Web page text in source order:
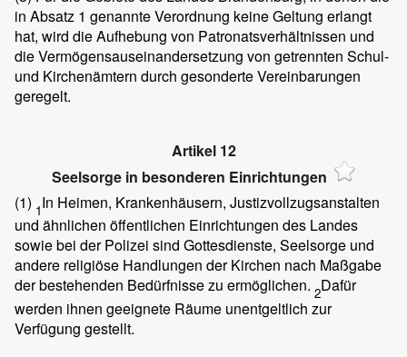
in Absatz 1 genannte Verordnung keine Geltung erlangt
hat, wird die Aufhebung von Patronatsverhältnissen und
die Vermögensauseinandersetzung von getrennten Schul-
und Kirchenämtern durch gesonderte Vereinbarungen
geregelt.
Artikel 12
Seelsorge in besonderen Einrichtungen
(1) 1In Heimen, Krankenhäusern, Justizvollzugsanstalten
und ähnlichen öffentlichen Einrichtungen des Landes
sowie bei der Polizei sind Gottesdienste, Seelsorge und
andere religiöse Handlungen der Kirchen nach Maßgabe
der bestehenden Bedürfnisse zu ermöglichen. 2Dafür
werden ihnen geeignete Räume unentgeltlich zur
Verfügung gestellt.